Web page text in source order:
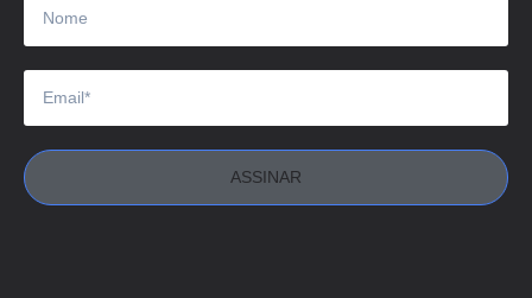
ASSINAR